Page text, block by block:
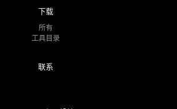
下载
所有
工具目录
联系